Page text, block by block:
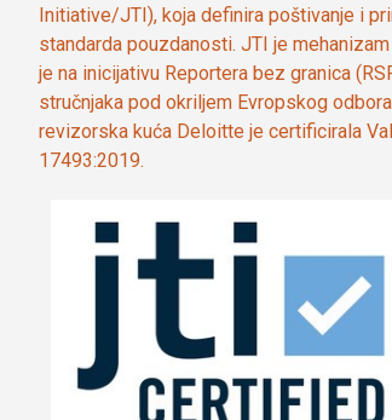
Initiative/JTI), koja definira poštivanje i
standarda pouzdanosti. JTI je
je na inicijativu Reportera bez granica
stručnjaka pod okriljem Evropskog
revizorska kuća Deloitte je certificirala
17493:2019.